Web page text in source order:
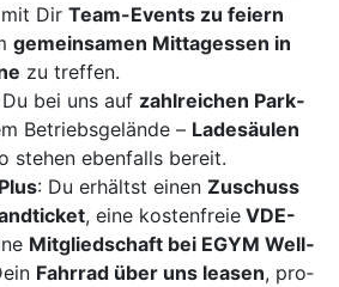
Dir Team-Events zu fei­ern
ge­mein­sa­men Mit­tag­es­sen in
zu tref­fen.
bei uns auf zahl­rei­chen Park­
Be­triebs­ge­län­de – La­de­säu­len
ste­hen eben­falls be­reit.
: Du er­hältst ei­nen Zu­schuss
, eine kos­ten­freie VDE-
Mit­glied­schaft bei EGYM Well­
Fahr­rad über uns lea­sen, pro­